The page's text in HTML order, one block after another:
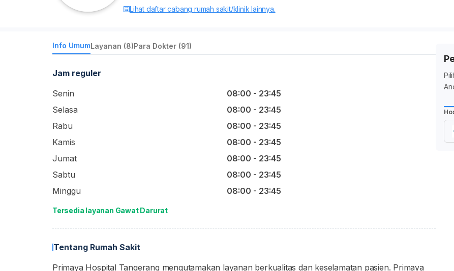
Lihat daftar cabang rumah sakit/klinik lainnya.
Info UmumLayanan (8)Para Dokter (91)
Jam reguler
Senin
08:00 - 23:45
Selasa
08:00 - 23:45
Rabu
08:00 - 23:45
Kamis
08:00 - 23:45
Jumat
08:00 - 23:45
Sabtu
08:00 - 23:45
Minggu
08:00 - 23:45
Tersedia layanan Gawat Darurat
Tentang Rumah Sakit
Primaya Hospital Tangerang mengutamakan layanan berkualitas dan keselamatan pasien. Primaya